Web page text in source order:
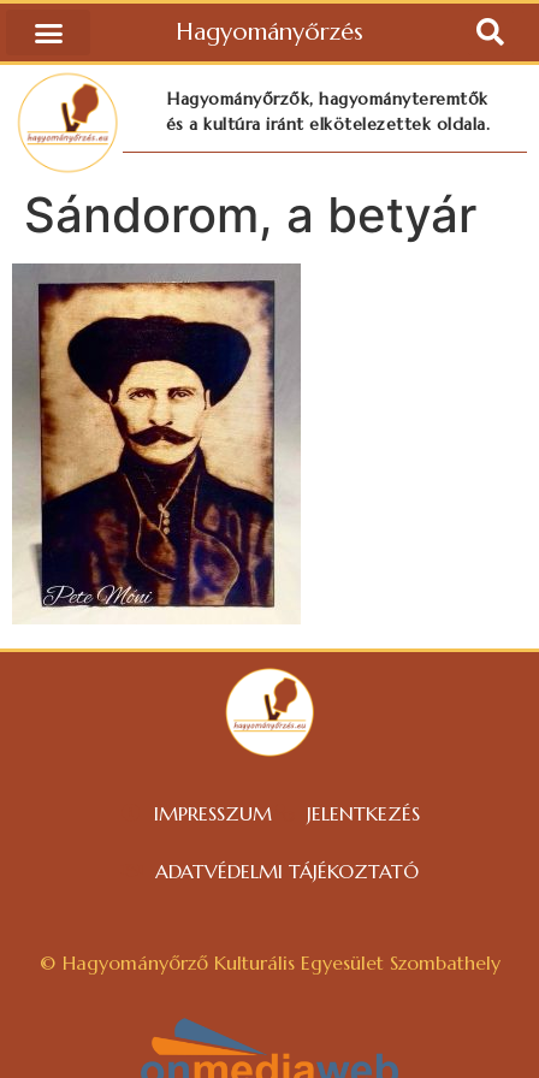
Hagyományőrzés
Hagyományőrzők, hagyományteremtők
és a kultúra iránt elkötelezettek oldala.
Sándorom, a betyár
IMPRESSZUM JELENTKEZÉS
ADATVÉDELMI TÁJÉKOZTATÓ
© Hagyományőrző Kulturális Egyesület Szombathely